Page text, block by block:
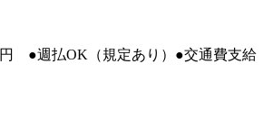
●週払OK（規定あり）●交通費支給